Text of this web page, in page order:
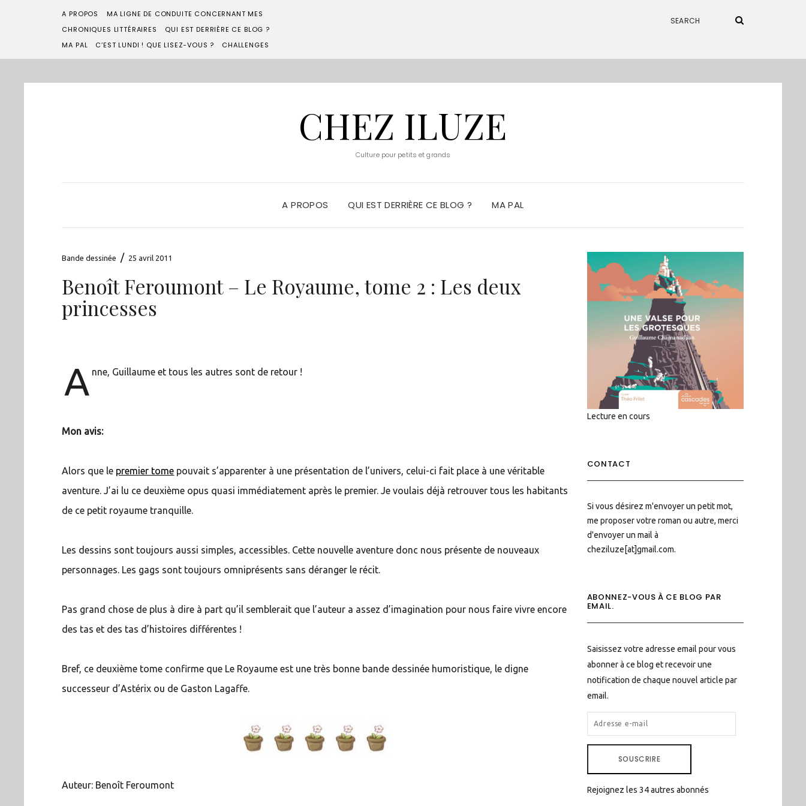
A PROPOS
MA LIGNE DE CONDUITE CONCERNANT MES
CHRONIQUES LITTÉRAIRES
QUI EST DERRIÈRE CE BLOG ?
MA PAL
C’EST LUNDI ! QUE LISEZ-VOUS ? CHALLENGES
CHEZ ILUZE
Culture pour petits et grands
A PROPOS QUI EST DERRIÈRE CE BLOG ? MA PAL
Bande dessinée / 25 avril 2011
Benoît Feroumont – Le Royaume, tome 2 : Les deux
princesses
A nne, Guillaume et tous les autres sont de retour !
Mon avis:
Alors que le premier tome pouvait s’apparenter à une présentation de l’univers, celui-ci fait place à une véritable
aventure. J’ai lu ce deuxième opus quasi immédiatement après le premier. Je voulais déjà retrouver tous les habitants
de ce petit royaume tranquille.
Les dessins sont toujours aussi simples, accessibles. Cette nouvelle aventure donc nous présente de nouveaux
personnages. Les gags sont toujours omniprésents sans déranger le récit.
Pas grand chose de plus à dire à part qu’il semblerait que l’auteur a assez d’imagination pour nous faire vivre encore
des tas et des tas d’histoires différentes !
Bref, ce deuxième tome confirme que Le Royaume est une très bonne bande dessinée humoristique, le digne
successeur d’Astérix ou de Gaston Lagaffe.
Auteur: Benoît Feroumont
Lecture en cours
CONTACT
Si vous désirez m'envoyer un petit mot,
me proposer votre roman ou autre, merci
d'envoyer un mail à
cheziluze[at]gmail.com.
ABONNEZ-VOUS À CE BLOG PAR
EMAIL.
Saisissez votre adresse email pour vous
abonner à ce blog et recevoir une
notification de chaque nouvel article par
email.
ADRESSE
E-
SOUSCRIRE
Rejoignez les 34 autres abonnés